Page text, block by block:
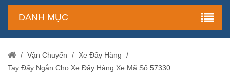
DANH MỤC
/ Vận Chuyển / Xe Đẩy Hàng
/
Tay Đẩy Ngắn Cho Xe Đẩy Hàng Xe Mã Số 57330